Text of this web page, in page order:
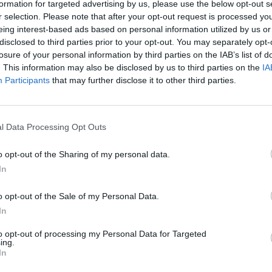
for targeted advertising by us, please use the below opt-out
selection. Please note that after your opt-out request is processed
interest-based ads based on personal information utilized by us
to third parties prior to your opt-out. You may separately
of your personal information by third parties on the IAB’s list of
This information may also be disclosed by us to third parties on the
Participants that may further disclose it to other third parties.
Data Processing Opt Outs
opt-out of the Sharing of my personal data.
opt-out of the Sale of my Personal Data.
opt-out of processing my Personal Data for Targeted
skarb. Z ogromną łatwością oddzielili się
tajemnicze wąskie przejście. Zaczęli
Kociej Skale, jednak nawet gdy w oczy
ze swojego planu.
z korytarzy ujrzeli bardzo tajemniczą
gnom, który rzeczywiście był strażnikiem
Oświadczył od trójce zdrożonych
ten skarb, ale nie jest on przeznaczony
To zasmuciło trójkę młodych
on z wyjaśnieniem, że co prawda nie
mu dawno temu, ale jest przekonany – a
inny, dużo poważniejszy i ciekawszy skarb.